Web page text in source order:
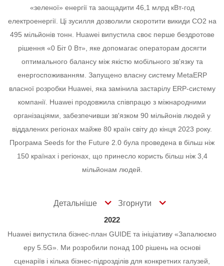
«зеленої» енергії та заощадити 46,1 млрд кВт-год
електроенергії. Ці зусилля дозволили скоротити викиди CO2 на
495 мільйонів тонн.
Huawei випустила своє перше бездротове
рішення «0 Біт 0 Вт», яке допомагає операторам досягти
оптимального балансу між якістю мобільного зв'язку та
енергоспоживанням. Запущено власну систему MetaERP
власної розробки Huawei, яка замінила застарілу ERP-систему
компанії. Huawei продовжила співпрацю з міжнародними
організаціями, забезпечивши зв'язком 90 мільйонів людей у
віддалених регіонах майже 80 країн світу до кінця 2023 року.
Програма Seeds for the Future 2.0 була проведена в більш ніж
150 країнах і регіонах, що принесло користь більш ніж 3,4
мільйонам людей.
Детальніше
Згорнути
2022
Huawei випустила бізнес-план GUIDE та ініціативу «Запалюємо
еру 5.5G».
Ми розробили понад 100 рішень на основі
сценаріїв і кілька бізнес-підрозділів для конкретних галузей,